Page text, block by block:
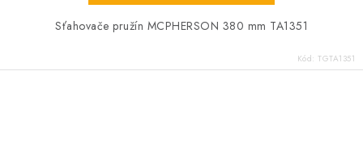
Sťahovače pružín MCPHERSON 380 mm TA1351
Kód: TGTA1351